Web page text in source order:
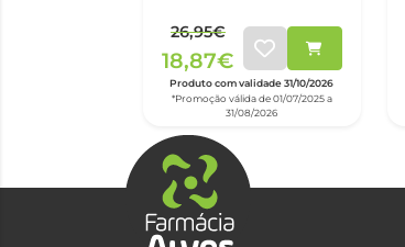
*Promoção válida de 01/07/2025 a
31/08/2026
26,95€
18,87€
Produto com validade 31/10/2026